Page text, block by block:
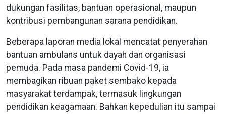
dukungan fasilitas, bantuan operasional, maupun
kontribusi pembangunan sarana pendidikan.
Beberapa laporan media lokal mencatat penyerahan
bantuan ambulans untuk dayah dan organisasi
pemuda. Pada masa pandemi Covid-19, ia
membagikan ribuan paket sembako kepada
masyarakat terdampak, termasuk lingkungan
pendidikan keagamaan. Bahkan kepedulian itu sampai